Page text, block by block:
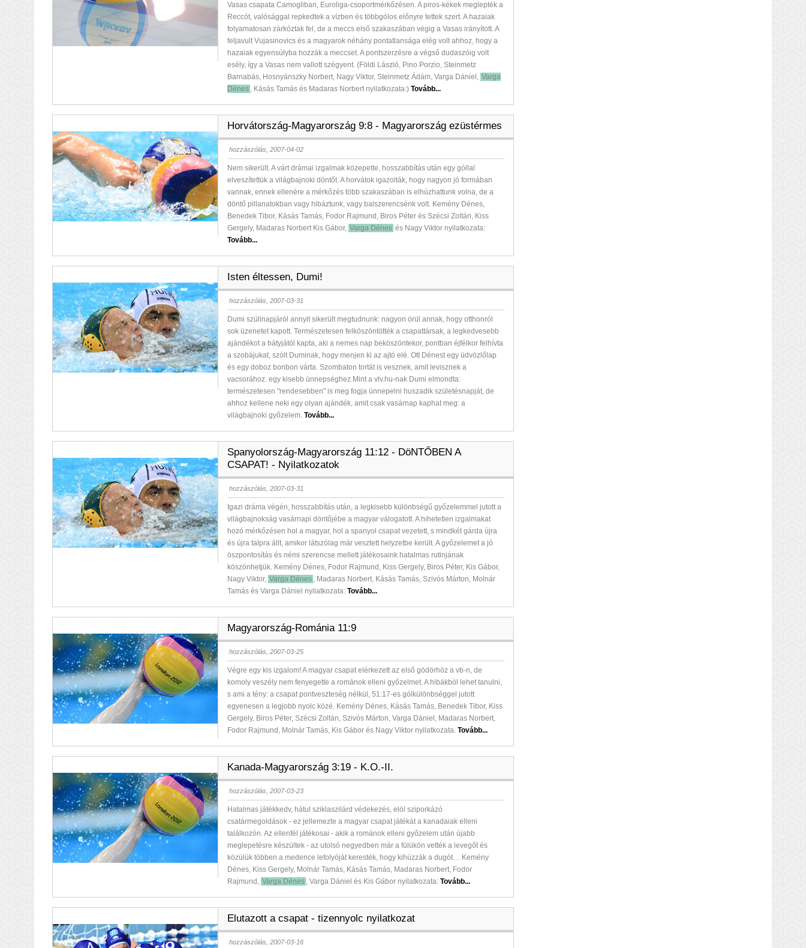
Vasas csapata Camogliban, Euroliga-csoportmérkőzésen. A piros-kékek meglepték a
Reccót, valósággal repkedtek a vízben és többgólos előnyre tettek szert. A hazaiak
folyamatosan zárkóztak fel, de a meccs első szakaszában végig a Vasas irányított. A
feljavult Vujasinovics és a magyarok néhány pontatlansága elég volt ahhoz, hogy a
hazaiak egyensúlyba hozzák a meccset. A pontszerzésre a végső dudaszóig volt
esély, így a Vasas nem vallott szégyent. (Földi László, Pino Porzio, Steinmetz
Barnabás, Hosnyánszky Norbert, Nagy Viktor, Steinmetz Ádám, Varga Dániel, Varga
Dénes , Kásás Tamás és Madaras Norbert nyilatkozata:)Tovább...
Horvátország-Magyarország 9:8 - Magyarország ezüstérmes
hozzászólás, 2007-04-02
Nem sikerült. A várt drámai izgalmak közepette, hosszabbítás után egy góllal
elveszítettük a világbajnoki döntőt. A horvátok igazolták, hogy nagyon jó formában
vannak, ennek ellenére a mérkőzés több szakaszában is elhúzhattunk volna, de a
döntő pillanatokban vagy hibáztunk, vagy balszerencsénk volt. Kemény Dénes,
Benedek Tibor, Kásás Tamás, Fodor Rajmund, Biros Péter és Szécsi Zoltán, Kiss
Gergely, Madaras Norbert Kis Gábor, Varga Dénes és Nagy Viktor nyilatkozata:
Tovább...
Isten éltessen, Dumi!
hozzászólás, 2007-03-31
Dumi szülinapjáról annyit sikerült megtudnunk: nagyon örül annak, hogy otthonról
sok üzenetet kapott. Természetesen felköszöntötték a csapattársak, a legkedvesebb
ajándékot a bátyjától kapta, aki a nemes nap beköszöntekor, pontban éjfélkor felhívta
a szobájukat, szólt Duminak, hogy menjen ki az ajtó elé. Ott Dénest egy üdvözlőlap
és egy doboz bonbon várta. Szombaton tortát is vesznek, amit levisznek a
vacsorához. egy kisebb ünnepséghez.Mint a vlv.hu-nak Dumi elmondta:
természetesen "rendesebben" is meg fogja ünnepelni huszadik születésnapját, de
ahhoz kellene neki egy olyan ajándék, amit csak vasárnap kaphat meg: a
világbajnoki győzelem.Tovább...
Spanyolország-Magyarország 11:12 - DöNTŐBEN A
CSAPAT! - Nyilatkozatok
hozzászólás, 2007-03-31
Igazi dráma végén, hosszabbítás után, a legkisebb különbségű győzelemmel jutott a
világbajnokság vasárnapi döntőjébe a magyar válogatott. A hihetetlen izgalmakat
hozó mérkőzésen hol a magyar, hol a spanyol csapat vezetett, s mindkét gárda újra
és újra talpra állt, amikor látszólag már vesztett helyzetbe került. A győzelemet a jó
öszpontosítás és némi szerencse mellett játékosaink hatalmas rutinjának
köszönhetjük. Kemény Dénes, Fodor Rajmund, Kiss Gergely, Biros Péter, Kis Gábor,
Nagy Viktor, Varga Dénes , Madaras Norbert, Kásás Tamás, Szivós Márton, Molnár
Tamás és Varga Dániel nyilatkozata:Tovább...
Magyarország-Románia 11:9
hozzászólás, 2007-03-25
Végre egy kis izgalom! A magyar csapat elérkezett az első gödörhöz a vb-n, de
komoly veszély nem fenyegette a románok elleni győzelmet. A hibákból lehet tanulni,
s ami a tény: a csapat pontveszteség nélkül, 51:17-es gólkülönbséggel jutott
egyenesen a legjobb nyolc közé. Kemény Dénes, Kásás Tamás, Benedek Tibor, Kiss
Gergely, Biros Péter, Szécsi Zoltán, Szivós Márton, Varga Dániel, Madaras Norbert,
Fodor Rajmund, Molnár Tamás, Kis Gábor és Nagy Viktor nyilatkozata.Tovább...
Kanada-Magyarország 3:19 - K.O.-II.
hozzászólás, 2007-03-23
Hatalmas játékkedv, hátul sziklaszilárd védekezés, elöl sziporkázó
csatármegoldások - ez jellemezte a magyar csapat játékát a kanadaiak elleni
találkozón. Az ellenfél játékosai - akik a románok elleni győzelem után újabb
meglepetésre készültek - az utolsó negyedben már a fülükön vették a levegőt és
közülük többen a medence lefolyóját keresték, hogy kihúzzák a dugót… Kemény
Dénes, Kiss Gergely, Molnár Tamás, Kásás Tamás, Madaras Norbert, Fodor
Rajmund, Varga Dénes , Varga Dániel és Kis Gábor nyilatkozata:Tovább...
Elutazott a csapat - tizennyolc nyilatkozat
hozzászólás, 2007-03-16